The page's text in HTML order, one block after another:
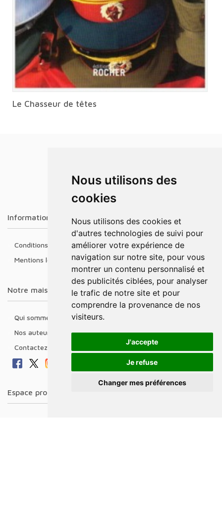
Nous utilisons des
cookies
Nous utilisons des cookies et
d'autres technologies de suivi pour
améliorer votre expérience de
navigation sur notre site, pour vous
montrer un contenu personnalisé et
des publicités ciblées, pour analyser
le trafic de notre site et pour
comprendre la provenance de nos
visiteurs.
J'accepte
Je refuse
Changer mes préférences
Le Chasseur de têtes
Informations
Conditions générales de ventes
Mentions légales
Notre maison
Qui sommes nous
Nos auteurs
Contactez-nous
Espace professionnel